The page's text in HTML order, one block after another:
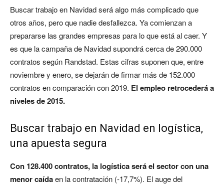
Buscar trabajo en Navidad será algo más complicado que
otros años, pero que nadie desfallezca. Ya comienzan a
prepararse las grandes empresas para lo que está al caer. Y
es que la campaña de Navidad supondrá cerca de 290.000
contratos según Randstad. Estas cifras suponen que, entre
noviembre y enero, se dejarán de firmar más de 152.000
contratos en comparación con 2019. El empleo retrocederá a
niveles de 2015.
Buscar trabajo en Navidad en logística,
una apuesta segura
Con 128.400 contratos, la logística será el sector con una
menor caídaen la contratación (-17,7%). El auge del